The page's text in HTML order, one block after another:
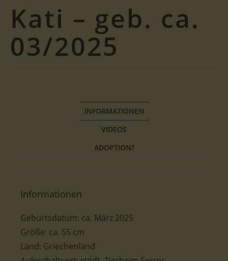
Kati – geb. ca.
03/2025
INFORMATIONEN
VIDEOS
ADOPTION?
Informationen
Geburtsdatum: ca. März 2025
Größe: ca. 55 cm
Land: Griechenland